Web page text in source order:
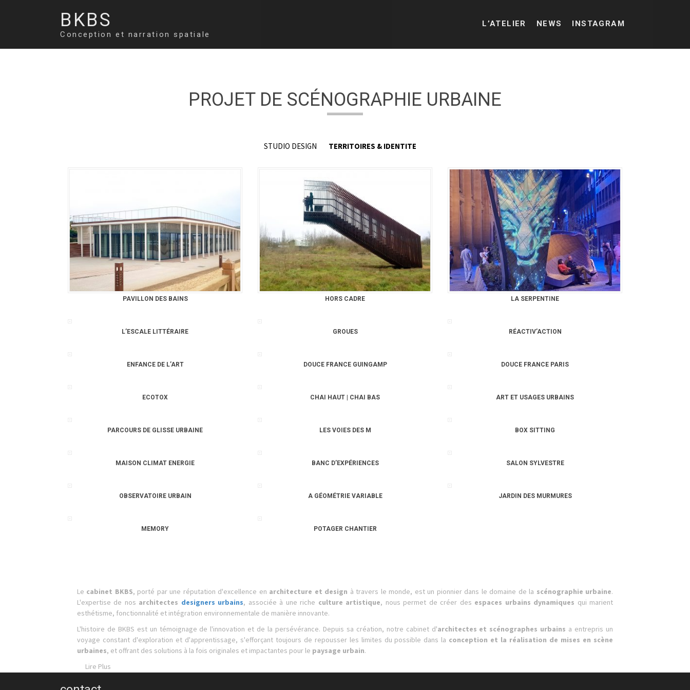
BKBS
Conception et narration spatiale
L’ATELIER NEWS INSTAGRAM
PROJET DE SCÉNOGRAPHIE URBAINE
STUDIO DESIGN TERRITOIRES & IDENTITE
PAVILLON DES BAINS HORS CADRE LA SERPENTINE
L’ESCALE LITTÉRAIRE GROUES RÉACTIV’ACTION
ENFANCE DE L’ART DOUCE FRANCE GUINGAMP DOUCE FRANCE PARIS
ECOTOX CHAI HAUT | CHAI BAS ART ET USAGES URBAINS
PARCOURS DE GLISSE URBAINE LES VOIES DES M BOX SITTING
MAISON CLIMAT ENERGIE BANC D’EXPÉRIENCES SALON SYLVESTRE
OBSERVATOIRE URBAIN A GÉOMÉTRIE VARIABLE JARDIN DES MURMURES
MEMORY POTAGER CHANTIER
Le cabinet BKBS, porté par une réputation d'excellence en architecture et design à travers le monde, est un pionnier dans le domaine de la scénographie urbaine.
L'expertise de nos architectes designers urbains, associée à une riche culture artistique, nous permet de créer des espaces urbains dynamiques qui marient
esthétisme, fonctionnalité et intégration environnementale de manière innovante.
L'histoire de BKBS est un témoignage de l'innovation et de la persévérance. Depuis sa création, notre cabinet d'architectes et scénographes urbains a entrepris un
voyage constant d'exploration et d'apprentissage, s'efforçant toujours de repousser les limites du possible dans la conception et la réalisation de mises en scène
urbaines, et offrant des solutions à la fois originales et impactantes pour le paysage urbain.
Lire Plus